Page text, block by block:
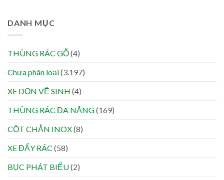
DANH MỤC
THÙNG RÁC GỖ(4)
Chưa phân loại(3.197)
XE DỌN VỆ SINH (4)
THÙNG RÁC ĐA NĂNG(169)
CỘT CHẮN INOX(8)
XE ĐẨY RÁC (58)
BỤC PHÁT BIỂU(2)